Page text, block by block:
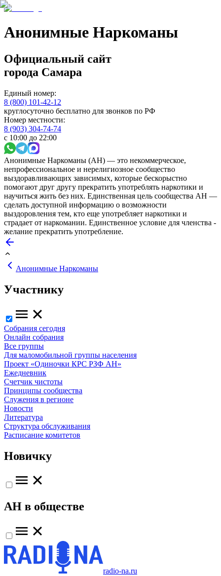
Анонимные Наркоманы
Официальный сайт
города Самара
Единый номер:
8 (800) 101-42-12
круглосуточно бесплатно для звонков по РФ
Номер местности:
8 (903) 304-74-74
с 10:00 до 22:00
Анонимные Наркоманы (АН) — это некоммерческое,
непрофессиональное и нерелигиозное сообщество
выздоравливающих зависимых, которые бескорыстно
помогают друг другу прекратить употреблять наркотики и
научиться жить без них. Единственная цель сообщества АН —
сделать доступной информацию о возможности
выздоровления тем, кто еще употребляет наркотики и
страдает от наркомании. Единственное условие для членства -
желание прекратить употребление.
Анонимные Наркоманы
Участнику
Собрания сегодня
Онлайн собрания
Все группы
Для маломобильной группы населения
Проект «Одиночки КРС РЗФ АН»
Ежедневник
Счетчик чистоты
Принципы сообщества
Служения в регионе
Новости
Литература
Структура обслуживания
Расписание комитетов
Новичку
АН в обществе
radio-na.ru